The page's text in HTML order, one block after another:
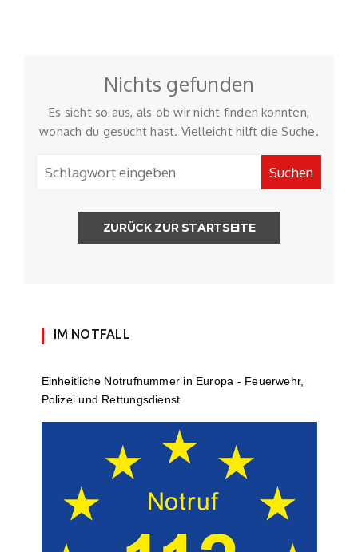
Nichts gefunden
Es sieht so aus, als ob wir nicht finden konnten,
wonach du gesucht hast. Vielleicht hilft die Suche.
ZURÜCK ZUR STARTSEITE
IM NOTFALL
Einheit­li­che Notruf­num­mer in Europa - Feuerwehr,
Polizei und Rettungs­dienst